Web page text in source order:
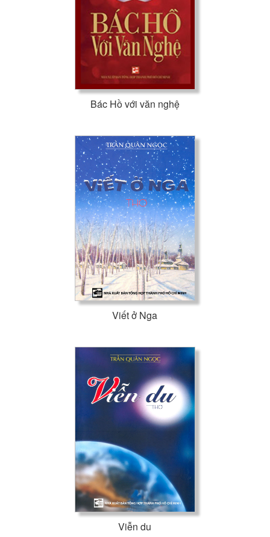
Bác Hồ với văn nghệ
Viết ở Nga
Viễn du